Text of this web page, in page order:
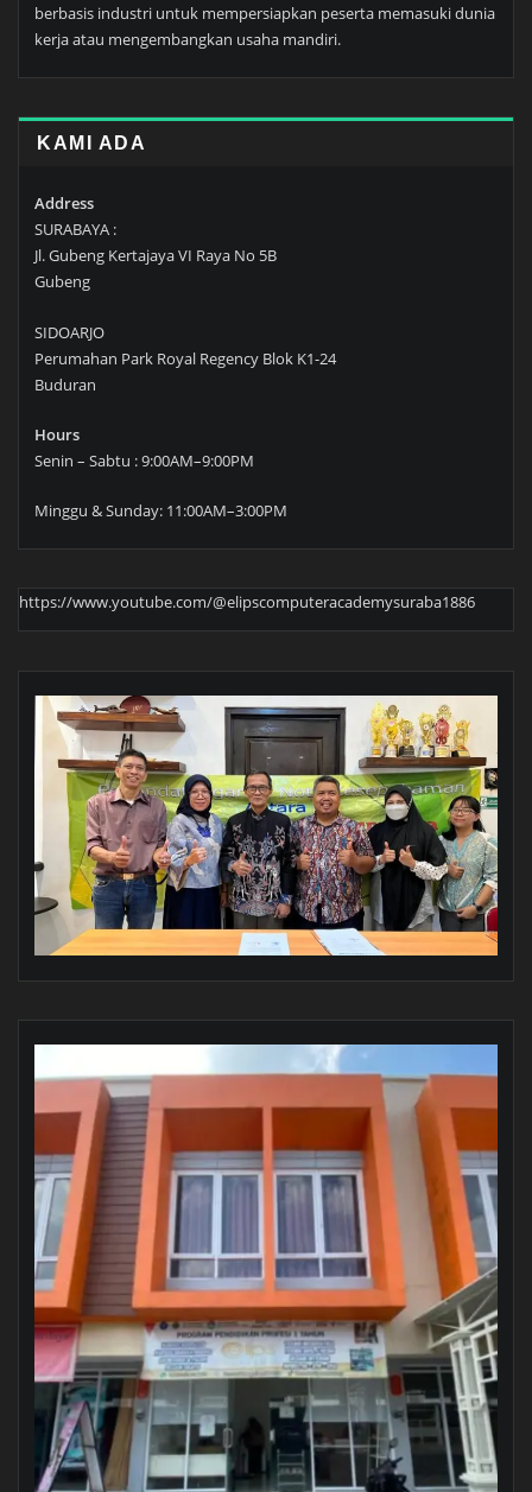
berbasis industri untuk mempersiapkan peserta memasuki dunia
kerja atau mengembangkan usaha mandiri.
KAMI ADA
Address
SURABAYA :
Jl. Gubeng Kertajaya VI Raya No 5B
Gubeng
SIDOARJO
Perumahan Park Royal Regency Blok K1-24
Buduran
Hours
Senin – Sabtu : 9:00AM–9:00PM
Minggu & Sunday: 11:00AM–3:00PM
https://www.youtube.com/@elipscomputeracademysuraba1886